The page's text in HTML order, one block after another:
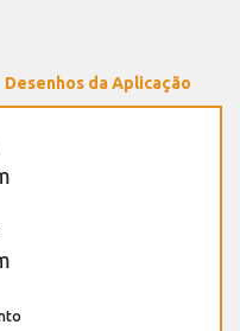
Desenhos da Aplicação